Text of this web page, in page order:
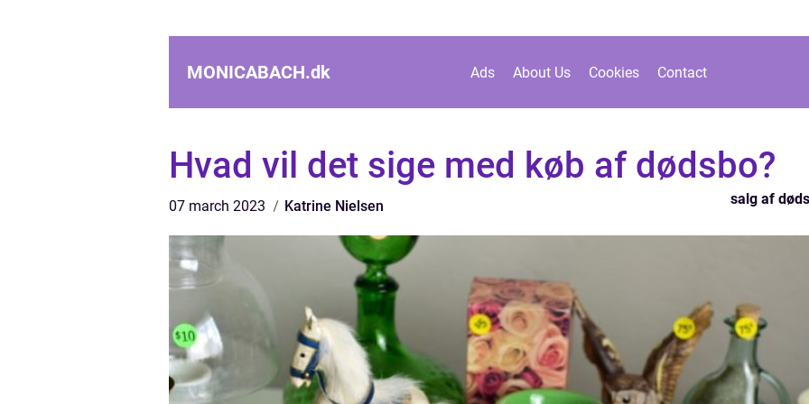
MONICABACH.dk Ads About Us Cookies Contact
Hvad vil det sige med køb af dødsbo?
07 march 2023 Katrine Nielsen salg af